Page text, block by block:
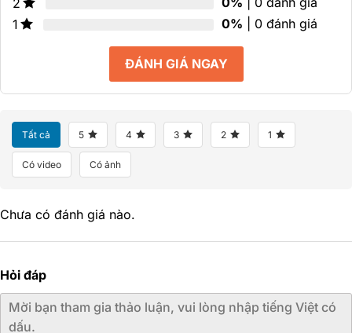
1
0% | 0 đánh giá
ĐÁNH GIÁ NGAY
Tất cả 5 4 3 2 1
Có video Có ảnh
Chưa có đánh giá nào.
Hỏi đáp